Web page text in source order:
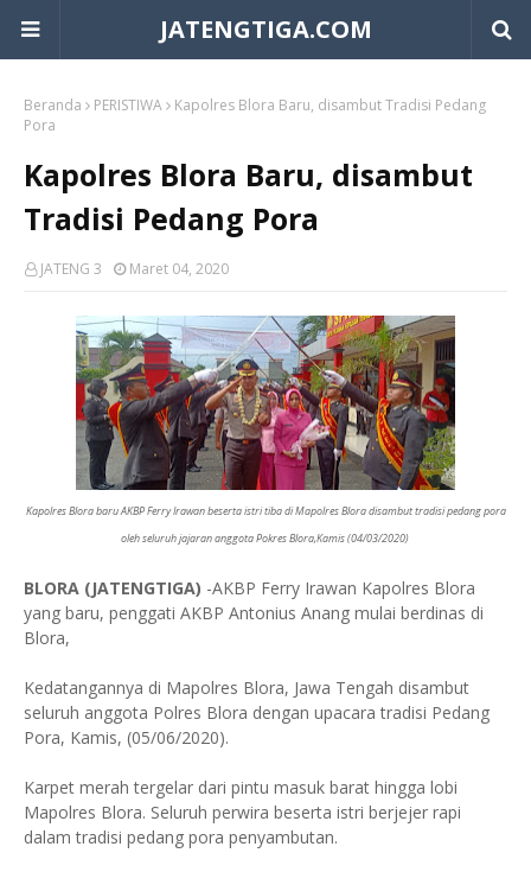
JATENGTIGA.COM
Beranda PERISTIWA
Kapolres Blora Baru, disambut Tradisi Pedang
Pora
Kapolres Blora Baru, disambut
Tradisi Pedang Pora
JATENG 3 Maret 04, 2020
Kapolres Blora baru AKBP Ferry Irawan beserta istri tiba di Mapolres Blora disambut tradisi pedang pora
oleh seluruh jajaran anggota Pokres Blora,Kamis (04/03/2020)
BLORA (JATENGTIGA) -AKBP Ferry Irawan Kapolres Blora
yang baru, penggati AKBP Antonius Anang mulai berdinas di
Blora,
Kedatangannya di Mapolres Blora, Jawa Tengah disambut
seluruh anggota Polres Blora dengan upacara tradisi Pedang
Pora, Kamis, (05/06/2020).
Karpet merah tergelar dari pintu masuk barat hingga lobi
Mapolres Blora. Seluruh perwira beserta istri berjejer rapi
dalam tradisi pedang pora penyambutan.